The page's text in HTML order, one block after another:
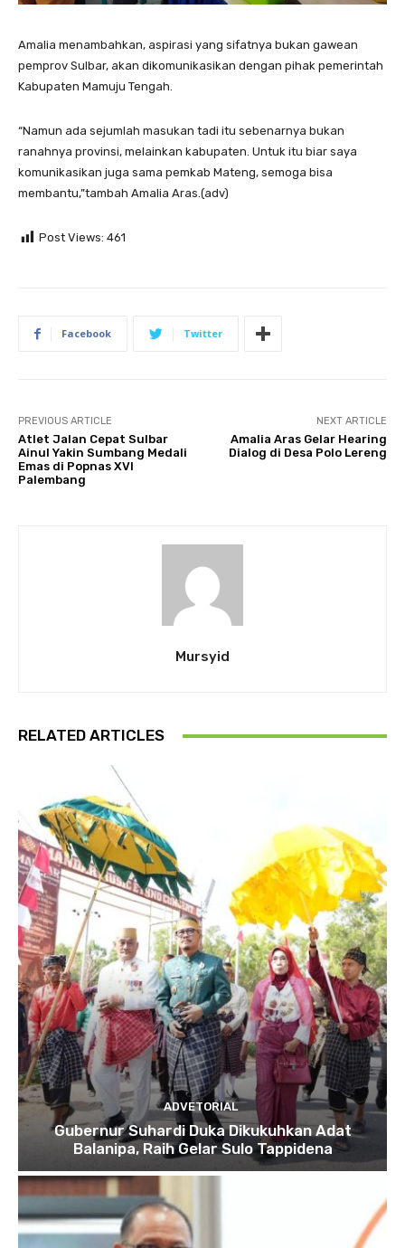
Amalia menambahkan, aspirasi yang sifatnya bukan gawean
pemprov Sulbar, akan dikomunikasikan dengan pihak pemerintah
Kabupaten Mamuju Tengah.
“Namun ada sejumlah masukan tadi itu sebenarnya bukan
ranahnya provinsi, melainkan kabupaten. Untuk itu biar saya
komunikasikan juga sama pemkab Mateng, semoga bisa
membantu,”tambah Amalia Aras.(adv)
Post Views: 461
Facebook Twitter
PREVIOUS ARTICLE
Atlet Jalan Cepat Sulbar
Ainul Yakin Sumbang Medali
Emas di Popnas XVI
Palembang
NEXT ARTICLE
Amalia Aras Gelar Hearing
Dialog di Desa Polo Lereng
Mursyid
RELATED ARTICLES
ADVETORIAL
Gubernur Suhardi Duka Dikukuhkan Adat
Balanipa, Raih Gelar Sulo Tappidena